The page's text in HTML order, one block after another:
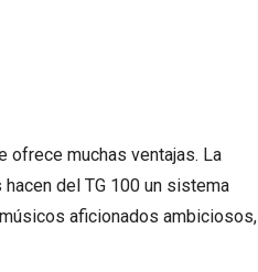
ofrece muchas ventajas. La
del TG 100 un sistema
aficionados ambiciosos,